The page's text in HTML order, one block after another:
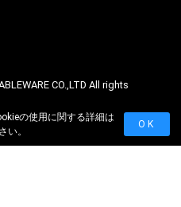
の使用に関する詳細は
い。
OK
CO.,LTD All rights